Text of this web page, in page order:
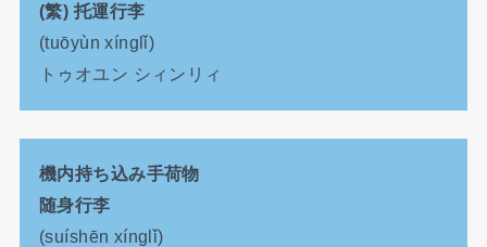
(繁) 托運行李
(tuōyùn xínglǐ)
トゥオユン シィンリィ
機内持ち込み手荷物
随身行李
(suíshēn xínglǐ)